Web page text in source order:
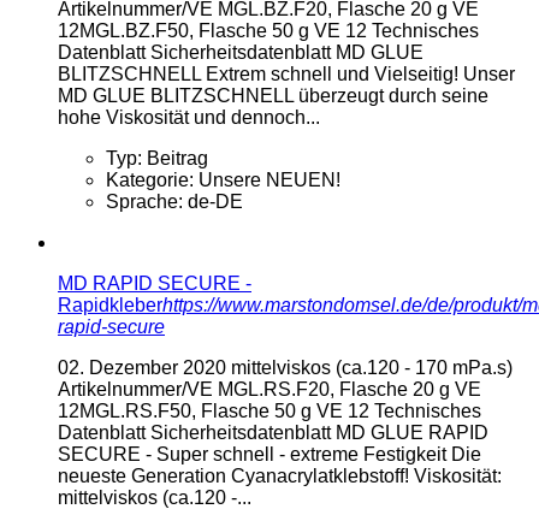
Artikelnummer/VE MGL.BZ.F20, Flasche 20 g VE
12MGL.BZ.F50, Flasche 50 g VE 12 Technisches
Datenblatt Sicherheitsdatenblatt MD GLUE
BLITZSCHNELL Extrem schnell und Vielseitig! Unser
MD GLUE BLITZSCHNELL überzeugt durch seine
hohe Viskosität und dennoch...
Typ: Beitrag
Kategorie: Unsere NEUEN!
Sprache: de-DE
MD RAPID SECURE -
Rapidkleberhttps://www.marstondomsel.de/de/produkt/
rapid-secure
02. Dezember 2020 mittelviskos (ca.120 - 170 mPa.s)
Artikelnummer/VE MGL.RS.F20, Flasche 20 g VE
12MGL.RS.F50, Flasche 50 g VE 12 Technisches
Datenblatt Sicherheitsdatenblatt MD GLUE RAPID
SECURE - Super schnell - extreme Festigkeit Die
neueste Generation Cyanacrylatklebstoff! Viskosität:
mittelviskos (ca.120 -...